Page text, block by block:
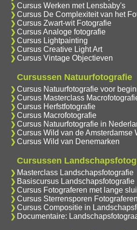
Cursus Werken met Lensbaby's
Cursus De Complexiteit van het
Cursus Zwart-wit Fotografie
Cursus Analoge fotografie
Cursus Lightpainting
Cursus Creative Light Art
Cursus Vintage Objectieven
Cursussen Natuurfotografie
Cursus Natuurfotografie voor
Cursus Masterclass
Cursus Herfstfotografie
Cursus Macrofotografie
Cursus Natuurfotografie in
Cursus Wild van de Amsterdamse
Cursus Wild van Denemarken
Cursussen
Masterclass Landschapsfotografie
Basiscursus Landschapsfotografie
Cursus Fotograferen met lange
Cursus Sterrensporen Fotograferen
Cursus Compositie in
Documentaire: